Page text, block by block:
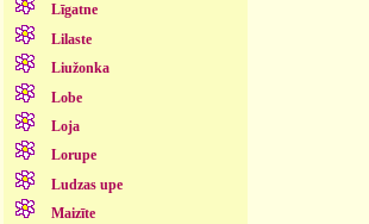
Līgatne
Lilaste
Liužonka
Lobe
Loja
Lorupe
Ludzas upe
Maizīte